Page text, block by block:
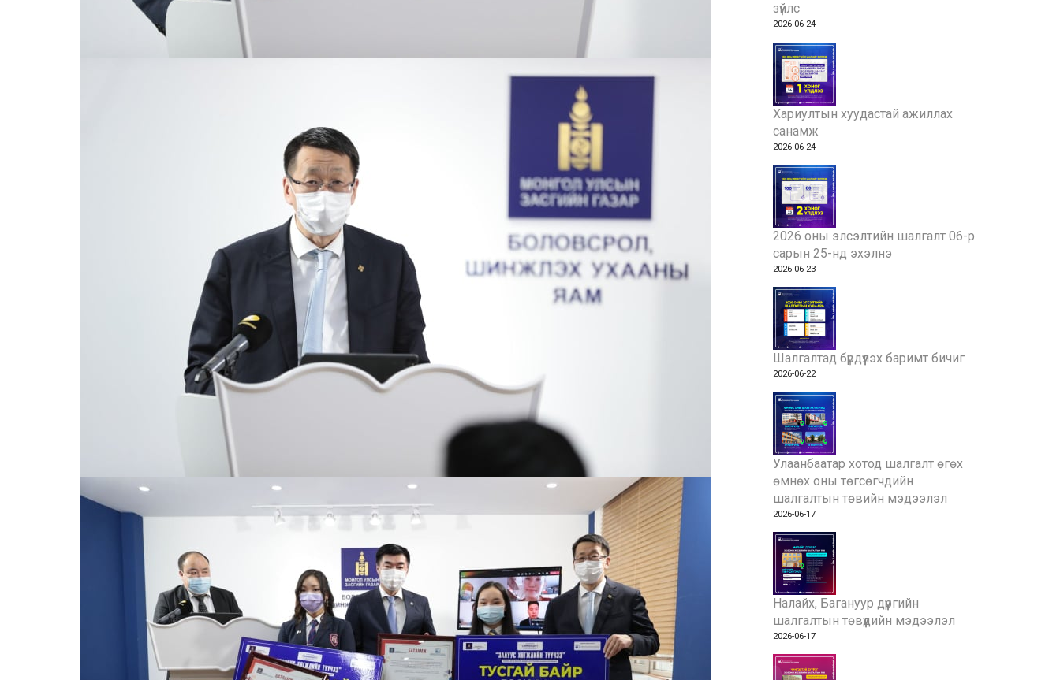
зүйлс
2026-06-24
Хариултын хуудастай ажиллах
санамж
2026-06-24
2026 оны элсэлтийн шалгалт 06-р
сарын 25-нд эхэлнэ
2026-06-23
Шалгалтад бүрдүүлэх баримт бичиг
2026-06-22
Улаанбаатар хотод шалгалт өгөх
өмнөх оны төгсөгчдийн
шалгалтын төвийн мэдээлэл
2026-06-17
Налайх, Багануур дүүргийн
шалгалтын төвүүдийн мэдээлэл
2026-06-17